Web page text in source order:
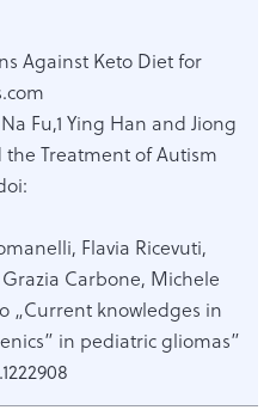
Against Keto Diet for
Fu,1 Ying Han and Jiong
Treatment of Autism
Flavia Ricevuti,
Carbone, Michele
„Current knowledges in
in pediatric gliomas”